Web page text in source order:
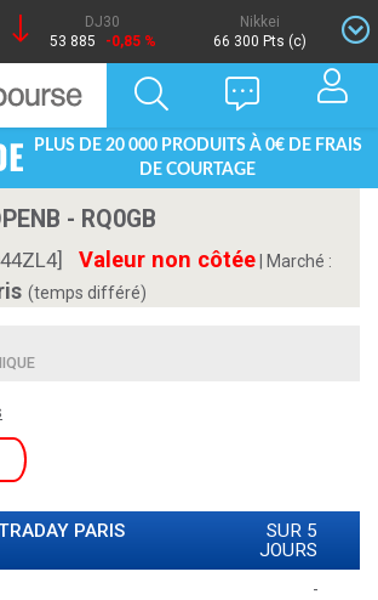
DJ30
53 885
-0,85 %
Nikkei
66 300 Pts (c)
PLUS DE 20 000 PRODUITS À 0€ DE FRAIS
DE COURTAGE
- RQ0GB
Valeur non côtée Marché :
(temps différé)
PARIS
SUR 5
JOURS
-